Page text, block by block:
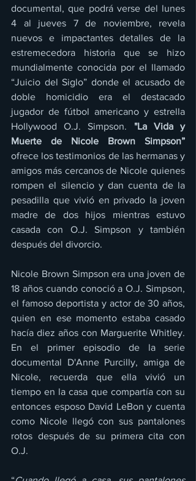
documental, que podrá verse del lunes
4 al jueves 7 de noviembre, revela
nuevos e impactantes detalles de la
estremecedora historia que se hizo
mundialmente conocida por el llamado
“Juicio del Siglo” donde el acusado de
doble homicidio era el destacado
jugador de fútbol americano y estrella
Hollywood O.J. Simpson. "La Vida y
ofrece los testimonios de las hermanas y
amigos más cercanos de Nicole quienes
rompen el silencio y dan cuenta de la
pesadilla que vivió en privado la joven
madre de dos hijos mientras estuvo
casada con O.J. Simpson y también
después del divorcio.
Nicole Brown Simpson era una joven de
18 años cuando conoció a O.J. Simpson,
el famoso deportista y actor de 30 años,
quien en ese momento estaba casado
hacía diez años con Marguerite Whitley.
En el primer episodio de la serie
documental D'Anne Purcilly, amiga de
Nicole, recuerda que ella vivió un
tiempo en la casa que compartía con su
entonces esposo David LeBon y cuenta
como Nicole llegó con sus pantalones
rotos después de su primera cita con
O.J.